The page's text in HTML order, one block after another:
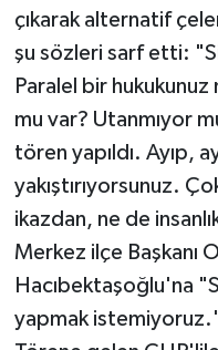
çıkarak alternatif
şu sözleri sarf etti:
Paralel bir
mu var? Utanmıyor
tören yapıldı. Ayıp,
yakıştırıyorsunuz.
ikazdan, ne de
Merkez ilçe Başkanı
Hacıbektaşoğlu'na
yapmak